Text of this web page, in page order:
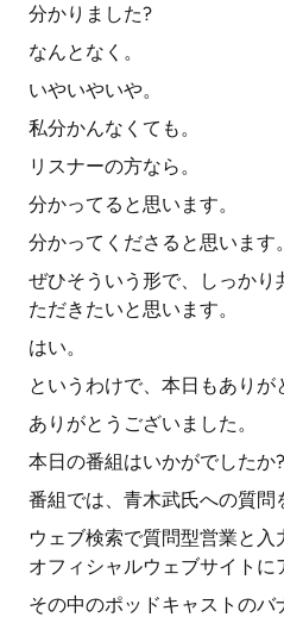
分かりました?
なんとなく。
いやいやいや。
私分かんなくても。
リスナーの方なら。
分かってると思います。
分かってくださると思います。
ぜひそういう形で、しっか
ただきたいと思います。
はい。
というわけで、本日もありが
ありがとうございました。
本日の番組はいかがでしたか?
番組では、青木武氏への質問
ウェブ検索で質問型営業と
オフィシャルウェブサイトに
その中のポッドキャストの